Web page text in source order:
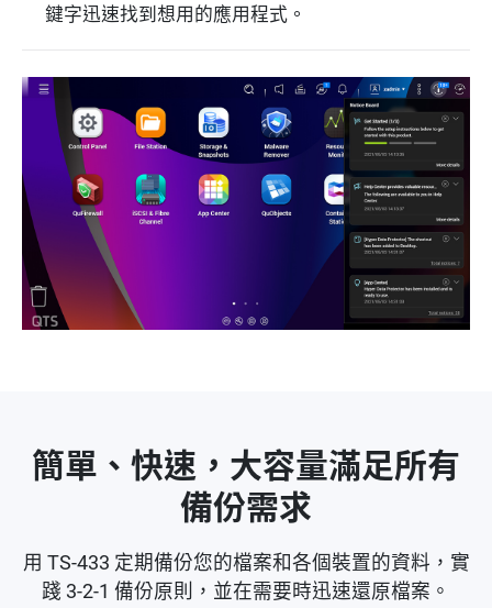
鍵字迅速找到想用的應用程式。
簡單、快速，大容量滿足所有
備份需求
用 TS-433 定期備份您的檔案和各個裝置的資料，實
踐 3-2-1 備份原則，並在需要時迅速還原檔案。